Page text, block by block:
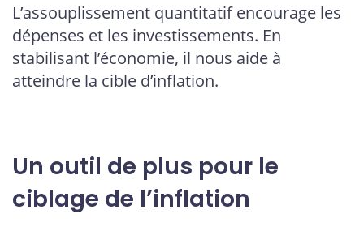
page
sur
Facebook
page
sur
X
page
sur
LinkedIn
page
par
courriel
L’assouplissement quantitatif encourage les
dépenses et les investissements. En
stabilisant l’économie, il nous aide à
atteindre la cible d’inflation.
Un outil de plus pour le
ciblage de l’inflation